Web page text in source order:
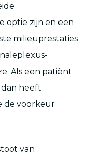
optie zijn en een
milieuprestaties
Als een patiënt
dan heeft
de voorkeur
van